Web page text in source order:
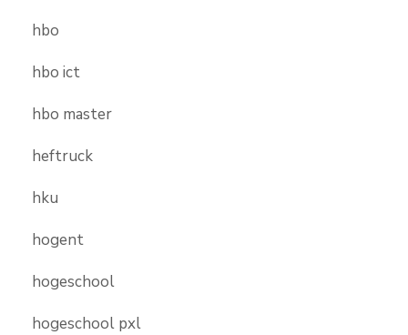
hbo
hbo ict
hbo master
heftruck
hku
hogent
hogeschool
hogeschool pxl